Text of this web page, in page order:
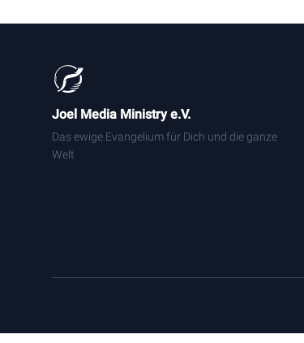
Joel Media Ministry e.V.
Das ewige Evangelium für Dich und die ganze
Welt